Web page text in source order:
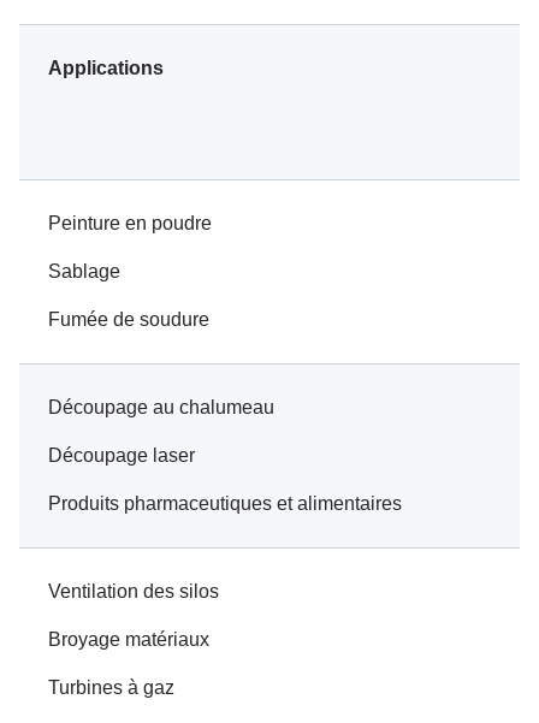
Applications
Peinture en poudre
Sablage
Fumée de soudure
Découpage au chalumeau
Découpage laser
Produits pharmaceutiques et alimentaires
Ventilation des silos
Broyage matériaux
Turbines à gaz